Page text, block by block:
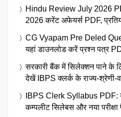
Hindu Review July 2026
2026 करेंट अफेयर्स PDF,
CG Vyapam Pre Deled
यहां डाउनलोड करें प्रश्न पत्र
सरकारी बैंक में सिलेक्शन पाने के
देखें IBPS क्लर्क के राज्य-
IBPS Clerk Syllabus PDF:
कम्पलीट सिलेबस और नया परीक्षा